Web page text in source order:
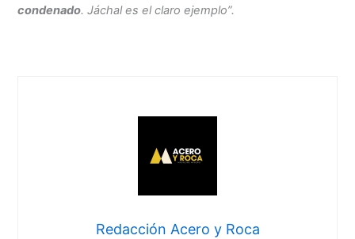
condenado. Jáchal es el claro ejemplo”.
Redacción Acero y Roca